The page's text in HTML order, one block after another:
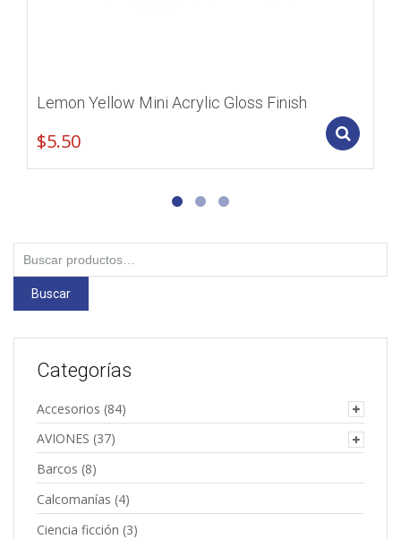
Lemon Yellow Mini Acrylic Gloss Finish
$5.50
Buscar
por:
Buscar
Categorías
Accesorios (84)
AVIONES (37)
Barcos (8)
Calcomanías (4)
Ciencia ficción (3)